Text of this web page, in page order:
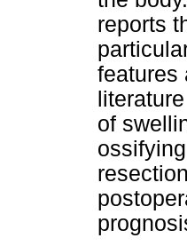
reports
features
of